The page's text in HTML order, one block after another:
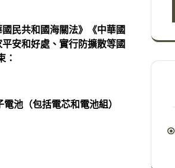
民共和國海關法》《中華國
安和好處、實行防擴散等國
：
池（包括電芯和電池組）